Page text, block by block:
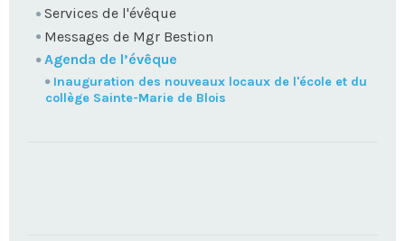
Services de l'évêque
Messages de Mgr Bestion
Agenda de l’évêque
Inauguration des nouveaux locaux de l'école et du
collège Sainte-Marie de Blois